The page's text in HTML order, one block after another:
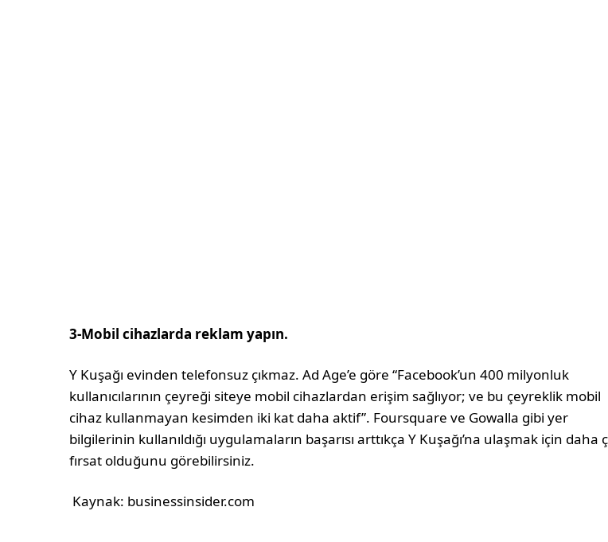
3-Mobil cihazlarda reklam yapın.
Y Kuşağı evinden telefonsuz çıkmaz. Ad Age’e göre “Facebook’un 400 milyonluk
kullanıcılarının çeyreği siteye mobil cihazlardan erişim sağlıyor; ve bu çeyreklik mobil
cihaz kullanmayan kesimden iki kat daha aktif”. Foursquare ve Gowalla gibi yer
bilgilerinin kullanıldığı uygulamaların başarısı arttıkça Y Kuşağı’na ulaşmak için daha
fırsat olduğunu görebilirsiniz.
Kaynak: businessinsider.com